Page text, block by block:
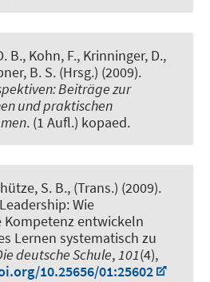
B., Kohn, F., Krinninger, D.,
B. S. (Hrsg.) (2009).
Beiträge zur
und praktischen
. (1 Aufl.) kopaed.
S. B., (Trans.) (2009).
Wie
entwickeln
Lernen systematisch zu
deutsche Schule,101(4),
10.25656/01:25602